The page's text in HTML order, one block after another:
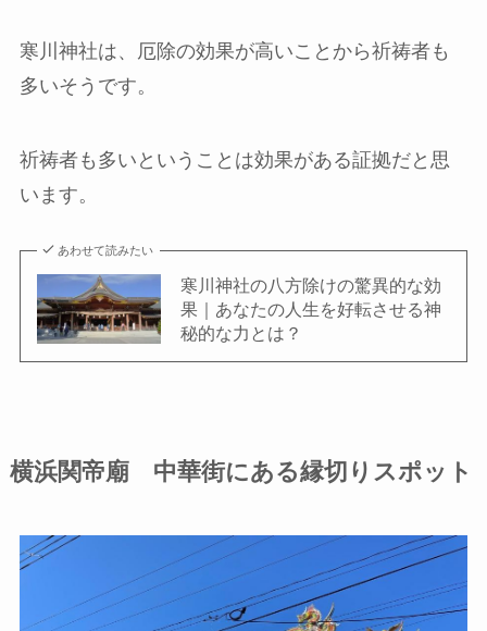
寒川神社は、厄除の効果が高いことから祈祷者も
多いそうです。
祈祷者も多いということは効果がある証拠だと思
います。
あわせて読みたい
寒川神社の八方除けの驚異的な効
果｜あなたの人生を好転させる神
秘的な力とは？
横浜関帝廟 中華街にある縁切りスポット